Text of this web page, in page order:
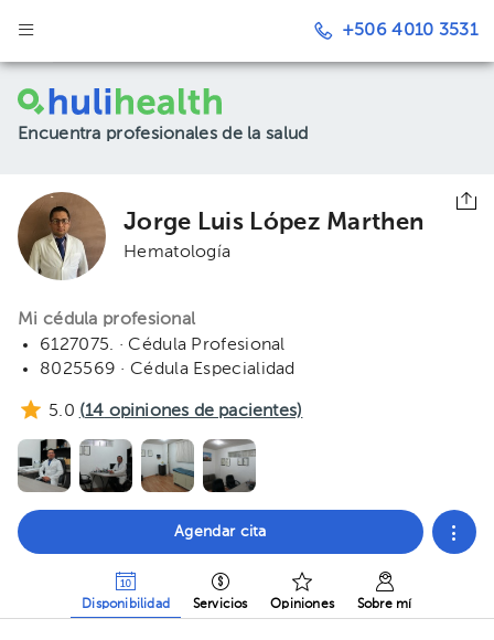
+506 4010 3531
Encuentra profesionales de la salud
Jorge Luis López Marthen
Hematología
Mi cédula profesional
6127075. · Cédula Profesional
8025569 · Cédula Especialidad
5.0 (14 opiniones de pacientes)
Agendar cita
Disponibilidad Servicios Opiniones Sobre mí